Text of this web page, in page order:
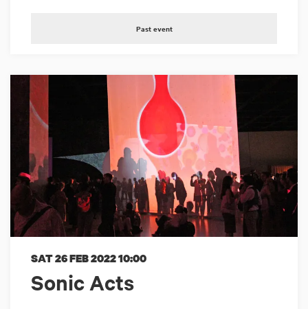
Past event
Sonic Acts
SAT 26 FEB 202210:00